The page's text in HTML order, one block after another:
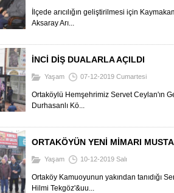
İlçede arıcılığın geliştirilmesi için
Aksaray Arı...
İNCİ DİŞ DUALARLA AÇILDI
Yaşam 07-12-2019 Cumartesi
Ortaköylü Hemşehrimiz Servet Ceylan'ın
Durhasanlı Kö...
ORTAKÖYÜN YENİ MİMARI
Yaşam 10-12-2019 Salı
Ortaköy Kamuoyunun yakından tanıdığı
Hilmi Tekgöz'&uu...